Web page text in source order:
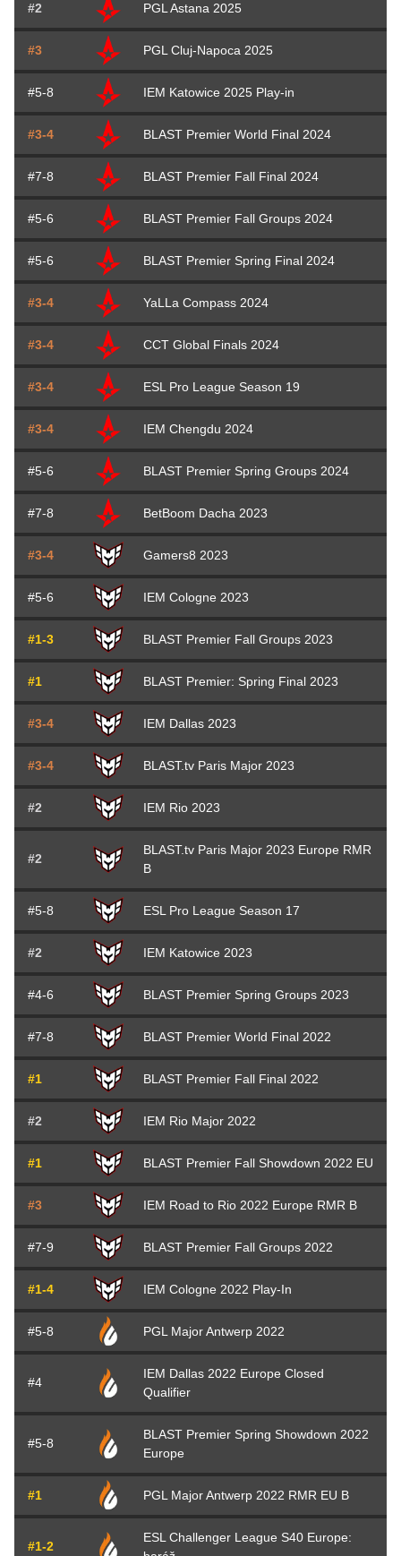
#2 PGL Astana 2025
#3 PGL Cluj-Napoca 2025
#5-8 IEM Katowice 2025 Play-in
#3-4 BLAST Premier World Final 2024
#7-8 BLAST Premier Fall Final 2024
#5-6 BLAST Premier Fall Groups 2024
#5-6 BLAST Premier Spring Final 2024
#3-4 YaLLa Compass 2024
#3-4 CCT Global Finals 2024
#3-4 ESL Pro League Season 19
#3-4 IEM Chengdu 2024
#5-6 BLAST Premier Spring Groups 2024
#7-8 BetBoom Dacha 2023
#3-4 Gamers8 2023
#5-6 IEM Cologne 2023
#1-3 BLAST Premier Fall Groups 2023
#1 BLAST Premier: Spring Final 2023
#3-4 IEM Dallas 2023
#3-4 BLAST.tv Paris Major 2023
#2 IEM Rio 2023
#2
BLAST.tv Paris Major 2023 Europe RMR
B
#5-8 ESL Pro League Season 17
#2 IEM Katowice 2023
#4-6 BLAST Premier Spring Groups 2023
#7-8 BLAST Premier World Final 2022
#1 BLAST Premier Fall Final 2022
#2 IEM Rio Major 2022
#1 BLAST Premier Fall Showdown 2022 EU
#3 IEM Road to Rio 2022 Europe RMR B
#7-9 BLAST Premier Fall Groups 2022
#1-4 IEM Cologne 2022 Play-In
#5-8 PGL Major Antwerp 2022
#4
IEM Dallas 2022 Europe Closed
Qualifier
#5-8
BLAST Premier Spring Showdown 2022
Europe
#1 PGL Major Antwerp 2022 RMR EU B
#1-2
ESL Challenger League S40 Europe: